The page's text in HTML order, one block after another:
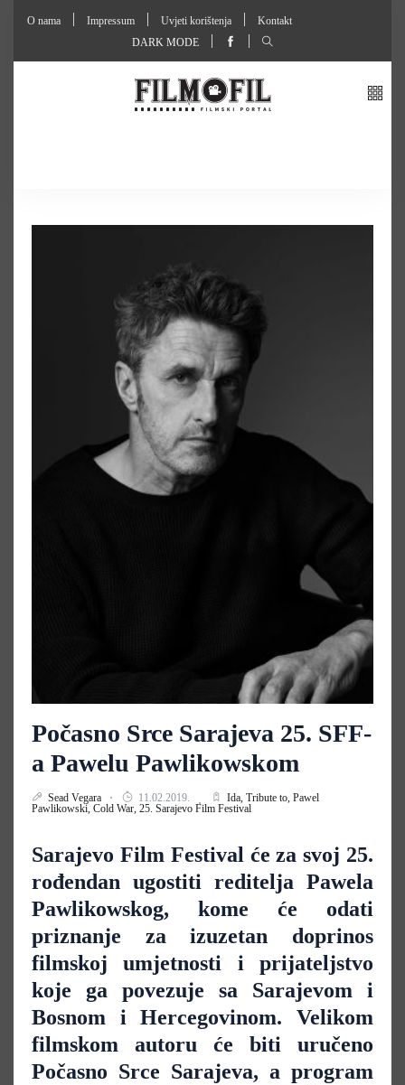
O nama Impressum Uvjeti korištenja
Kontakt
DARK MODE
Počasno Srce Sarajeva 25. SFF-
a Pawelu Pawlikowskom
Sead Vegara 11.02.2019. Ida, Tribute to, Pawel
Pawlikowski, Cold War, 25. Sarajevo Film Festival
Sarajevo Film Festival će za svoj 25.
rođendan ugostiti reditelja Pawela
Pawlikowskog, kome će odati
priznanje za izuzetan doprinos
filmskoj umjetnosti i prijateljstvo
koje ga povezuje sa Sarajevom i
Bosnom i Hercegovinom. Velikom
filmskom autoru će biti uručeno
Počasno Srce Sarajeva, a program